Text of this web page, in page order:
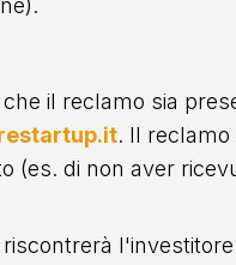
il reclamo sia
. Il reclamo
(es. di non aver